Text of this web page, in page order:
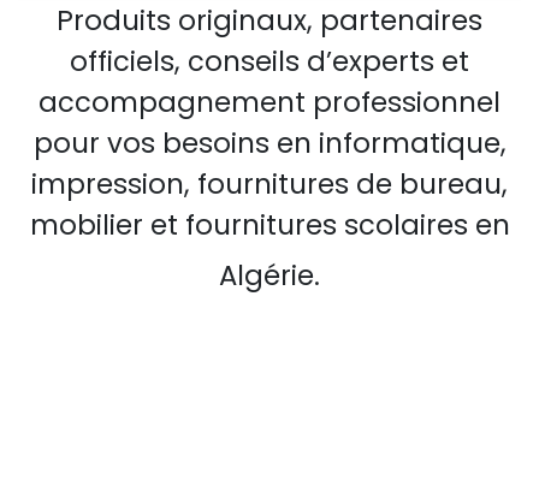
Produits originaux, partenaires
officiels, conseils d’experts et
accompagnement professionnel
pour vos besoins en informatique,
impression, fournitures de bureau,
mobilier et fournitures scolaires en
Algérie.